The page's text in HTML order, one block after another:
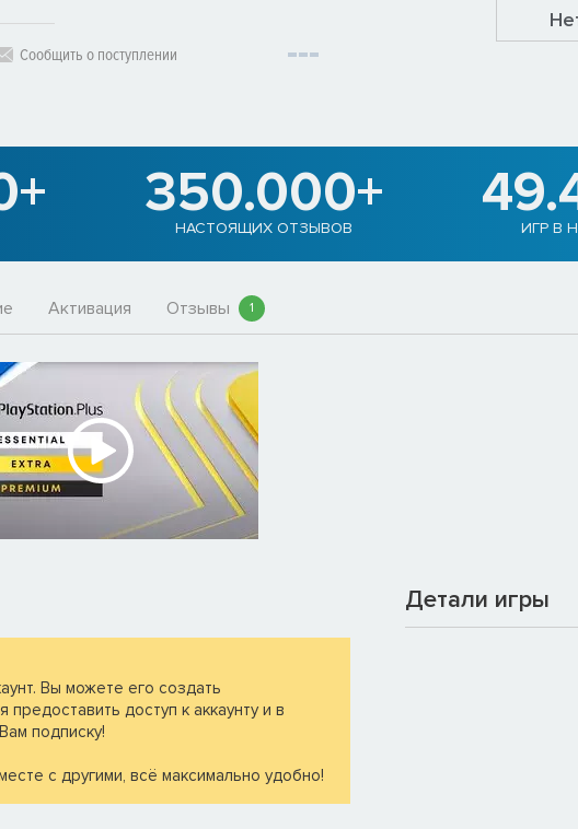
Сообщить о поступлении
350.000+
НАСТОЯЩИХ ОТЗЫВОВ ИГР В
Активация Отзывы 1
Вы можете его создать
доступ к аккаунту и в
подписку!
с другими, всё максимально удобно!
Детали игры